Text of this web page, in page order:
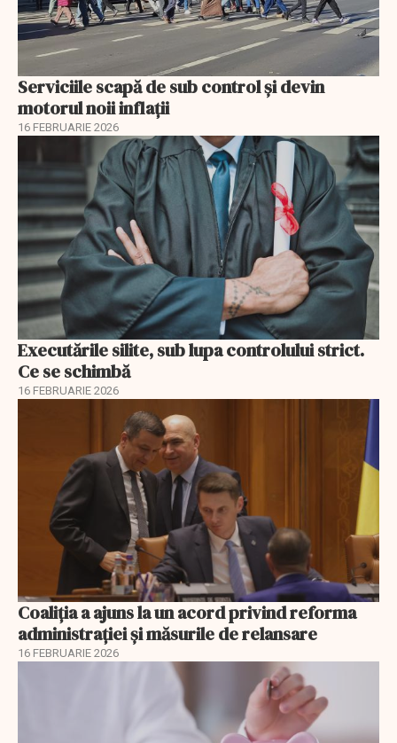
Serviciile scapă de sub control și devin
motorul noii inflații
16 FEBRUARIE 2026
Executările silite, sub lupa controlului strict.
Ce se schimbă
16 FEBRUARIE 2026
Coaliția a ajuns la un acord privind reforma
administrației și măsurile de relansare
16 FEBRUARIE 2026